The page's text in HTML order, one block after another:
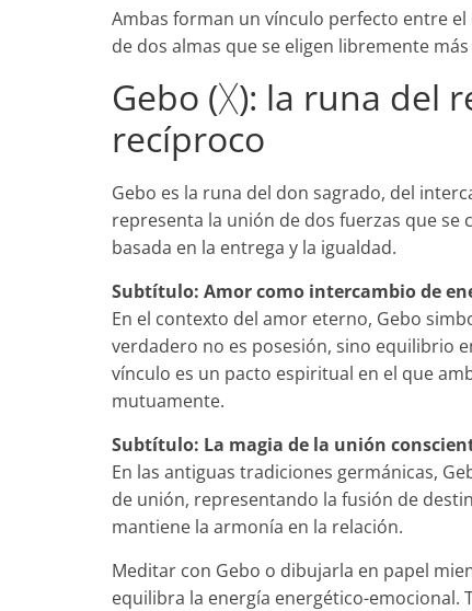
Ambas forman un vínculo perfecto entre
de dos almas que se eligen libremente
Gebo (ᚷ): la runa del
recíproco
Gebo es la runa del don sagrado, del
representa la unión de dos fuerzas que
basada en la entrega y la igualdad.
Subtítulo: Amor como intercambio de
En el contexto del amor eterno, Gebo
verdadero no es posesión, sino equilibrio
vínculo es un pacto espiritual en el que
mutuamente.
Subtítulo: La magia de la unión
En las antiguas tradiciones germánicas,
de unión, representando la fusión de
mantiene la armonía en la relación.
Meditar con Gebo o dibujarla en papel
equilibra la energía energético-